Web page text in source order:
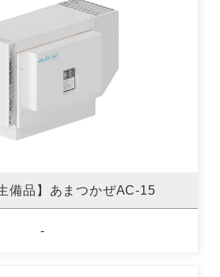
備品】あまつかぜAC-15
-